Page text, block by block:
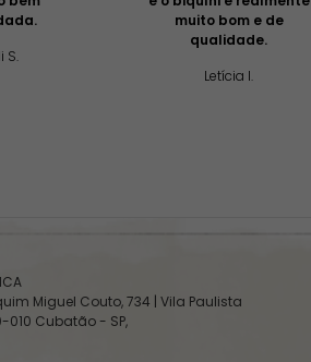
S.
muito bom e de
qualidade.
Letícia I.
Miguel Couto, 734 | Vila Paulista
010 Cubatão - SP,